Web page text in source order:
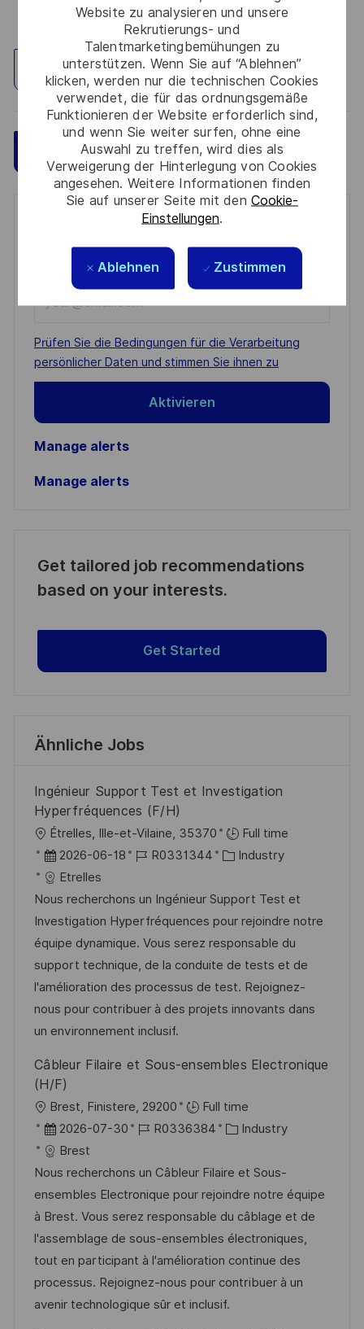
Website zu analysieren und unsere
Rekrutierungs- und
Talentmarketingbemühungen zu
unterstützen. Wenn Sie auf “Ablehnen”
klicken, werden nur die technischen Cookies
verwendet, die für das ordnungsgemäße
Funktionieren der Website erforderlich sind,
und wenn Sie weiter surfen, ohne eine
Auswahl zu treffen, wird dies als
Verweigerung der Hinterlegung von Cookies
angesehen. Weitere Informationen finden
Sie auf unserer Seite mit den Cookie-
Einstellungen.
Ablehnen Zustimmen
Standort erkunden
Jetzt bewerben Speichern
Get notified for similar jobs
You'll receive updates once a week
Email
address
(Required)
Required
Prüfen Sie die Bedingungen für die Verarbeitung
persönlicher Daten und stimmen Sie ihnen zu
Aktivieren
Manage alerts
Manage alerts
Get tailored job recommendations
based on your interests.
Get Started
Ähnliche Jobs
Ingénieur Support Test et Investigation
Hyperfréquences (F/H)
O
r
t
Étrelles, Ille-et-Vilaine, 35370
Full time
D
a
t
u
m
d
e
r
V
r
f
e
2026-06-18
J
b
-
I
D
R0331344
K
t
e
g
o
r
i
Industry
Etrelles
Nous recherchons un Ingénieur Support Test et
Investigation Hyperfréquences pour rejoindre notre
équipe dynamique. Vous serez responsable du
support technique, de la conduite de tests et de
l'amélioration des processus de test. Rejoignez-
nous pour contribuer à des projets innovants dans
un environnement inclusif.
Câbleur Filaire et Sous-ensembles Electronique
(H/F)
O
r
t
Brest, Finistere, 29200
Full time
D
a
t
u
m
d
e
r
V
2026-07-30
J
b
-
I
D
R0336384
K
t
e
g
o
i
e
Industry
Brest
Nous recherchons un Câbleur Filaire et Sous-
ensembles Electronique pour rejoindre notre équipe
à Brest. Vous serez responsable du câblage et de
l'assemblage de sous-ensembles électroniques,
tout en participant à l'amélioration continue des
processus. Rejoignez-nous pour contribuer à un
avenir technologique sûr et inclusif.